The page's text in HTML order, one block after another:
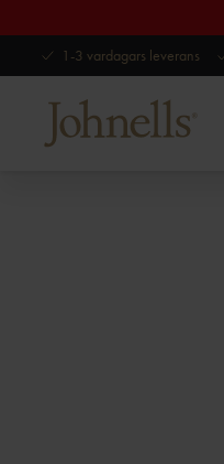
1-3 vardagars leverans